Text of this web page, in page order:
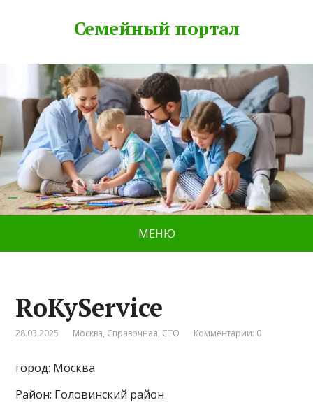
Семейный портал
МЕНЮ
RoKyService
28.03.2025 Москва, Справочная, СТО Комментарии: 0
город: Москва
Район: Головинский район